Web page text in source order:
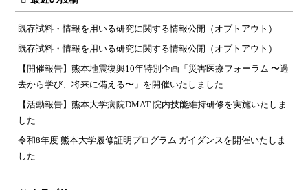
既存試料・情報を用いる研究に関する情報公開（オプトアウト）
既存試料・情報を用いる研究に関する情報公開（オプトアウト）
【開催報告】熊本地震復興10年特別企画「災害医療フォーラム 〜過
去から学び、将来に備える〜」を開催いたしました
【活動報告】熊本大学病院DMAT 院内技能維持研修を実施いたしま
した
令和8年度 熊本大学履修証明プログラム ガイダンスを開催いたしま
した